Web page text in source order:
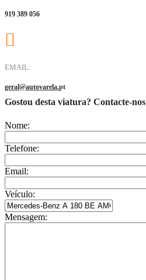
919 389 056
EMAIL:
geral@autovarela.pt
Gostou desta viatura? Contacte-nos
Nome:
Telefone:
Email:
Veículo:
Mensagem: